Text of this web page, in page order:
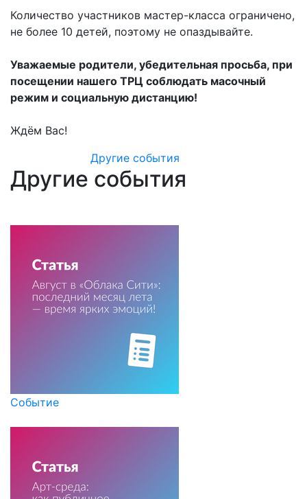
Количество участников мастер-класса ограничено,
не более 10 детей, поэтому не опаздывайте.
Уважаемые родители, убедительная просьба, при
посещении нашего ТРЦ соблюдать масочный
режим и социальную дистанцию!
Ждём Вас!
Другие события
Другие события
Событие